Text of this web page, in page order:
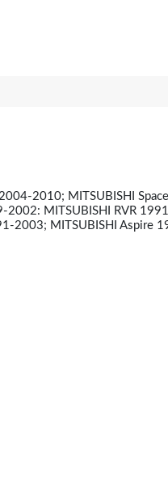
2010; MITSUBISHI Space
2002: MITSUBISHI RVR
2003; MITSUBISHI Aspire